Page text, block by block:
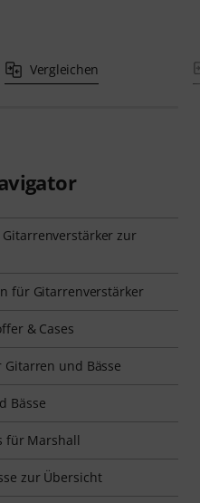
Vergleichen
zur
für Gitarrenverstärker
& Cases
und Bässe
Bässe
für Marshall
zur Übersicht